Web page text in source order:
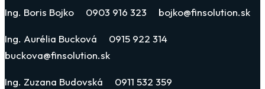
Ing. Boris Bojko 0903 916 323 bojko@finsolution.sk
Ing. Aurélia Bucková 0915 922 314
buckova@finsolution.sk
Ing. Zuzana Budovská 0911 532 359